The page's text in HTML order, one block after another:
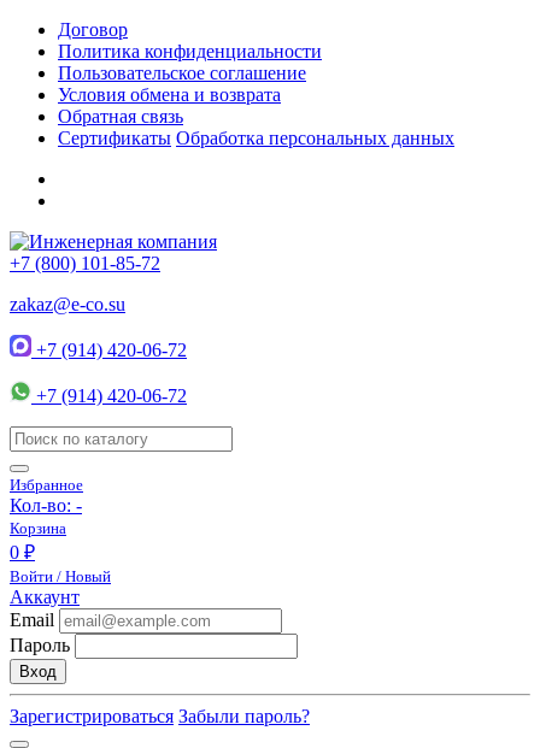
Договор
Политика конфиденциальности
Пользовательское соглашение
Условия обмена и возврата
Обратная связь
Сертификаты Обработка персональных данных
+7 (800) 101-85-72
zakaz@e-co.su
+7 (914) 420-06-72
+7 (914) 420-06-72
Избранное
Кол-во: -
Корзина
0 ₽
Войти / Новый
Аккаунт
Email
Пароль
Вход
Зарегистрироваться Забыли пароль?